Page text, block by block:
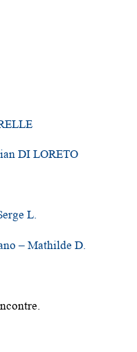
DI LORETO
L.
– Mathilde D.